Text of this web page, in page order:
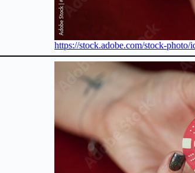
https://stock.adobe.com/stock-photo/